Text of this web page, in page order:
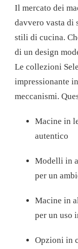
Il mercato dei
davvero vasta di
stili di cucina.
di un design
Le collezioni
impressionante
meccanismi.
Macine in
autentico
Modelli in
per un
Macine in
per un uso
Opzioni in